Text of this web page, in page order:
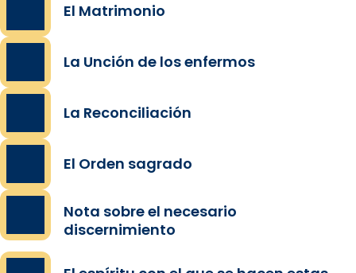
El Matrimonio
La Unción de los enfermos
La Reconciliación
El Orden sagrado
Nota sobre el necesario
discernimiento